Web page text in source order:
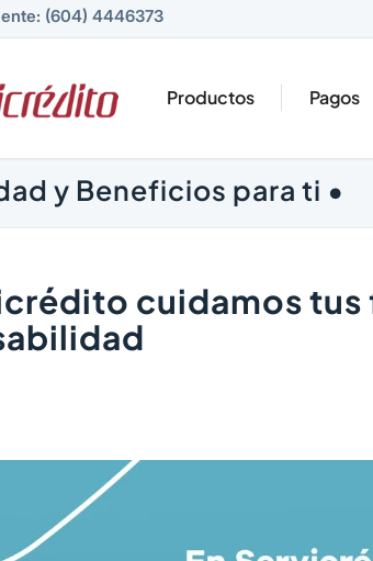
(604) 4446373
Productos Pagos
y Beneficios para ti •
cuidamos tus